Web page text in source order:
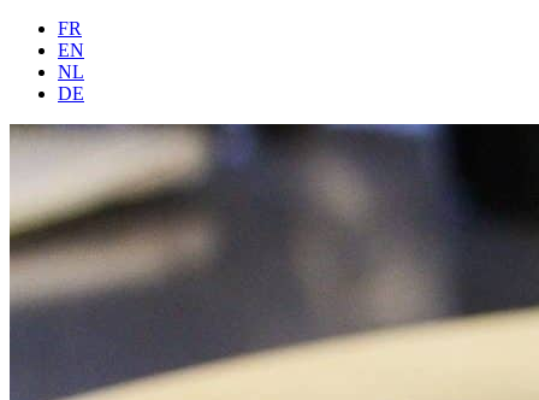
FR
EN
NL
DE